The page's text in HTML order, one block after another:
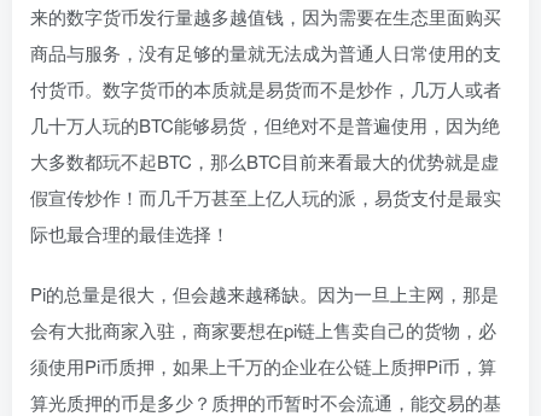
来的数字货币发行量越多越值钱，因为需要在生态里面购买
商品与服务，没有足够的量就无法成为普通人日常使用的支
付货币。数字货币的本质就是易货而不是炒作，几万人或者
几十万人玩的BTC能够易货，但绝对不是普遍使用，因为绝
大多数都玩不起BTC，那么BTC目前来看最大的优势就是虚
假宣传炒作！而几千万甚至上亿人玩的派，易货支付是最实
际也最合理的最佳选择！
Pi的总量是很大，但会越来越稀缺。因为一旦上主网，那是
会有大批商家入驻，商家要想在pi链上售卖自己的货物，必
须使用Pi币质押，如果上千万的企业在公链上质押Pi币，算
算光质押的币是多少？质押的币暂时不会流通，能交易的基